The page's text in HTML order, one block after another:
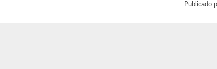
Publicado